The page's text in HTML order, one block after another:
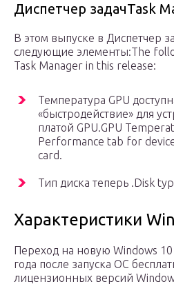
Диспетчер задачTask
В этом выпуске в Диспетчер
следующие элементы:The
Task Manager in this release:
Температура GPU
«быстродействие» для
платой GPU.GPU
Performance tab for
card.
Тип диска теперь .Disk
Характеристики
Переход на новую Windows
года после запуска ОС
лицензионных версий